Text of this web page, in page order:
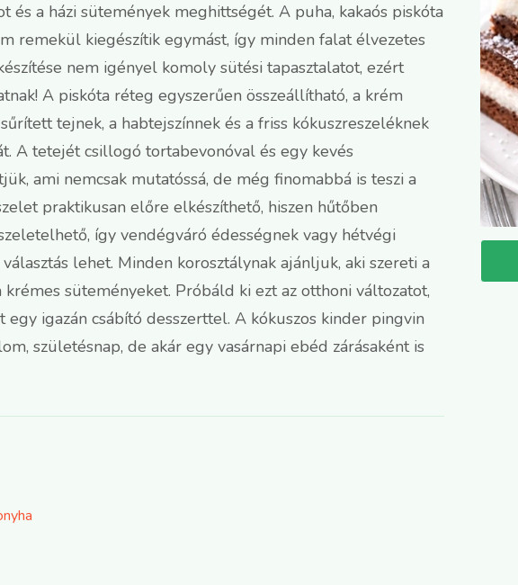
a házi sütemények meghittségét. A puha, kakaós piskóta
remekül kiegészítik egymást, így minden falat élvezetes
nem igényel komoly sütési tapasztalatot, ezért
A piskóta réteg egyszerűen összeállítható, a krém
tejnek, a habtejszínnek és a friss kókuszreszeléknek
A tetejét csillogó tortabevonóval és egy kevés
ami nemcsak mutatóssá, de még finomabbá is teszi a
praktikusan előre elkészíthető, hiszen hűtőben
így vendégváró édességnek vagy hétvégi
lehet. Minden korosztálynak ajánljuk, aki szereti a
krémes süteményeket. Próbáld ki ezt az otthoni változatot,
igazán csábító desszerttel. A kókuszos kinder pingvin
születésnap, de akár egy vasárnapi ebéd zárásaként is